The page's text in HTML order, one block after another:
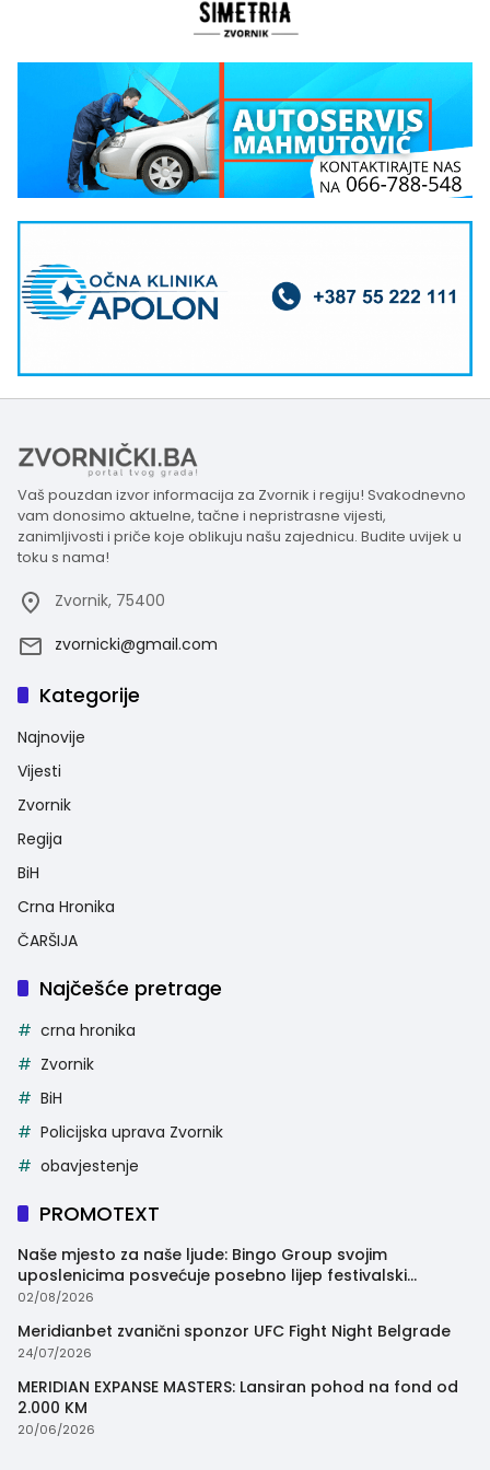
Vaš pouzdan izvor informacija za Zvornik i regiju! Svakodnevno
vam donosimo aktuelne, tačne i nepristrasne vijesti,
zanimljivosti i priče koje oblikuju našu zajednicu. Budite uvijek u
toku s nama!
Zvornik, 75400
zvornicki@gmail.com
Kategorije
Najnovije
Vijesti
Zvornik
Regija
BiH
Crna Hronika
ČARŠIJA
Najčešće pretrage
crna hronika
Zvornik
BiH
Policijska uprava Zvornik
obavjestenje
PROMOTEXT
Naše mjesto za naše ljude: Bingo Group svojim
uposlenicima posvećuje posebno lijep festivalski
trenutak
02/08/2026
Meridianbet zvanični sponzor UFC Fight Night Belgrade
24/07/2026
MERIDIAN EXPANSE MASTERS: Lansiran pohod na fond od
2.000 KM
20/06/2026